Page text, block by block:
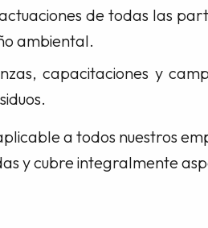
de todas las
ambiental.
capacitaciones y
a todos nuestros
y cubre integralmente